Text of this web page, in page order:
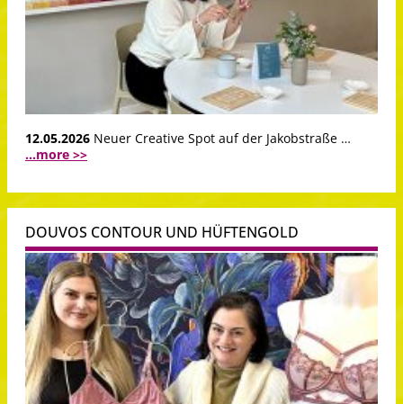
12.05.2026 Neuer Creative Spot auf der Jakobstraße …
...more >>
DOUVOS CONTOUR UND HÜFTENGOLD